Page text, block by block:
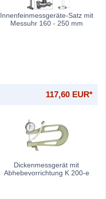
Innenfeinmessgeräte-Satz mit
Messuhr 160 - 250 mm
117,60 EUR*
Dickenmessgerät mit
Abhebevorrichtung K 200-e